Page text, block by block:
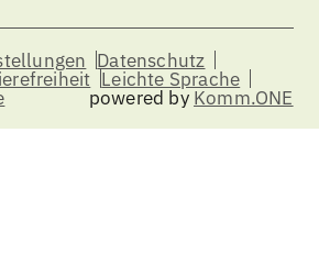
Datenschutz
Leichte Sprache
powered by Komm.ONE